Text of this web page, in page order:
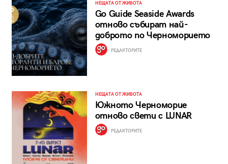
НЕЩАТА ОТ ЖИВОТА
Go Guide Seaside Awards
отново събират най-
доброто по Черноморието
РЕДАКТОРИТЕ
НЕЩАТА ОТ ЖИВОТА
Южното Черноморие
отново свети с LUNAR
РЕДАКТОРИТЕ